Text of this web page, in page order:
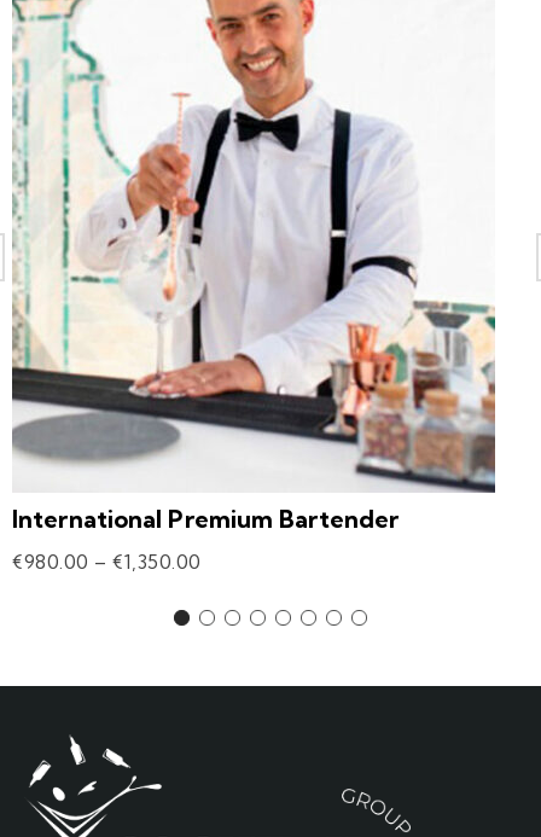
International Premium Bartender
€980.00 – €1,350.00